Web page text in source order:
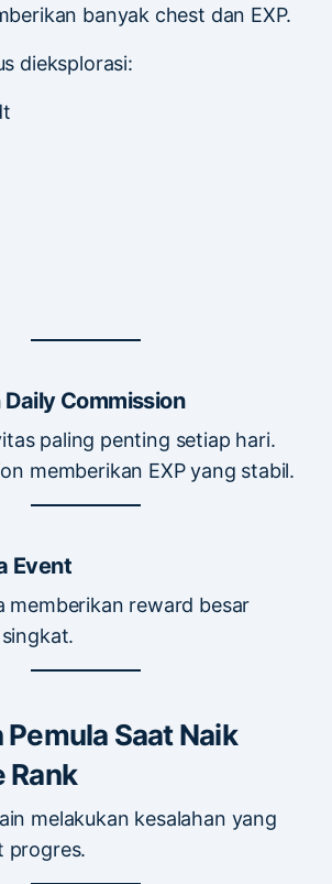
banyak chest dan EXP.
dieksplorasi:
Commission
paling penting setiap hari.
memberikan EXP yang stabil.
Event
memberikan reward besar
Pemula Saat Naik
Rank
melakukan kesalahan yang
progres.